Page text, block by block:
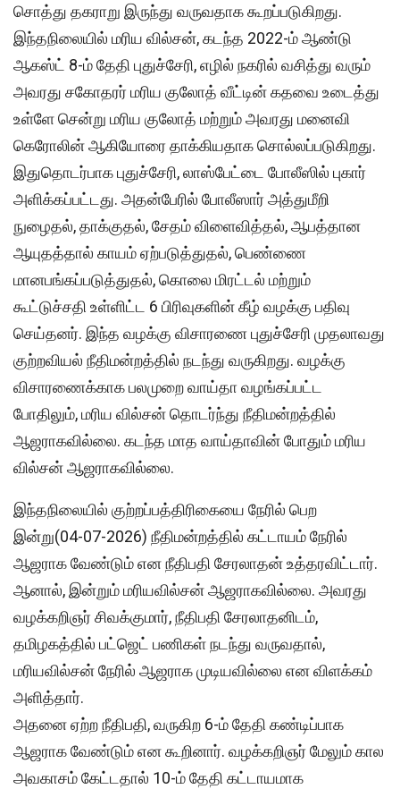
சொத்து தகராறு இருந்து வருவதாக கூறப்படுகிறது.
இந்தநிலையில் மரிய வில்சன், கடந்த 2022-ம் ஆண்டு
ஆகஸ்ட் 8-ம் தேதி புதுச்சேரி, எழில் நகரில் வசித்து வரும்
அவரது சகோதரர் மரிய குலோத் வீட்டின் கதவை உடைத்து
உள்ளே சென்று மரிய குலோத் மற்றும் அவரது மனைவி
கெரோலின் ஆகியோரை தாக்கியதாக சொல்லப்படுகிறது.
இதுதொடர்பாக புதுச்சேரி, லாஸ்பேட்டை போலீஸில் புகார்
அளிக்கப்பட்டது. அதன்பேரில் போலீஸார் அத்துமீறி
நுழைதல், தாக்குதல், சேதம் விளைவித்தல், ஆபத்தான
ஆயுதத்தால் காயம் ஏற்படுத்துதல், பெண்ணை
மானபங்கப்படுத்துதல், கொலை மிரட்டல் மற்றும்
கூட்டுச்சதி உள்ளிட்ட 6 பிரிவுகளின் கீழ் வழக்கு பதிவு
செய்தனர்‌. இந்த வழக்கு விசாரணை புதுச்சேரி முதலாவது
குற்றவியல் நீதிமன்றத்தில் நடந்து வருகிறது. வழக்கு
விசாரணைக்காக பலமுறை வாய்தா வழங்கப்பட்ட
போதிலும், மரிய வில்சன் தொடர்ந்து நீதிமன்றத்தில்
ஆஜராகவில்லை. கடந்த மாத வாய்தாவின் போதும் மரிய
வில்சன் ஆஜராகவில்லை.
இந்தநிலையில் குற்றப்பத்திரிகையை நேரில் பெற
இன்று(04-07-2026) நீதிமன்றத்தில் கட்டாயம் நேரில்
ஆஜராக வேண்டும் என நீதிபதி சேரலாதன் உத்தரவிட்டார்.
ஆனால், இன்றும் மரியவில்சன் ஆஜராகவில்லை. அவரது
வழக்கறிஞர் சிவக்குமார், நீதிபதி சேரலாதனிடம்,
தமிழகத்தில் பட்ஜெட் பணிகள் நடந்து வருவதால்,
மரியவில்சன் நேரில் ஆஜராக முடியவில்லை என விளக்கம்
அளித்தார்.
அதனை ஏற்ற நீதிபதி, வருகிற 6-ம் தேதி கண்டிப்பாக
ஆஜராக வேண்டும் என கூறினார். வழக்கறிஞர் மேலும் கால
அவகாசம் கேட்டதால் 10-ம் தேதி கட்டாயமாக